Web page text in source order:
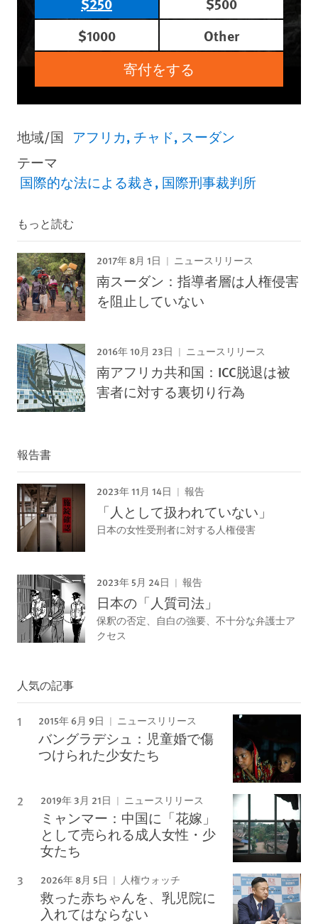
$1000
Other
寄付をする
地域/国 アフリカ チャド スーダン
テーマ
国際的な法による裁き 国際刑事裁判所
もっと読む
2017年 8月 1日 ニュースリリース
南スーダン：指導者層は人権侵害
を阻止していない
2016年 10月 23日 ニュースリリース
南アフリカ共和国：ICC脱退は被
害者に対する裏切り行為
報告書
2023年 11月 14日 報告
「人として扱われていない」
日本の女性受刑者に対する人権侵害
2023年 5月 24日 報告
日本の「人質司法」
保釈の否定、自白の強要、不十分な弁護士ア
クセス
人気の記事
2015年 6月 9日 ニュースリリース
バングラデシュ：児童婚で傷
つけられた少女たち
2019年 3月 21日 ニュースリリース
ミャンマー：中国に「花嫁」
として売られる成人女性・少
女たち
2026年 8月 5日 人権ウォッチ
救った赤ちゃんを、乳児院に
入れてはならない